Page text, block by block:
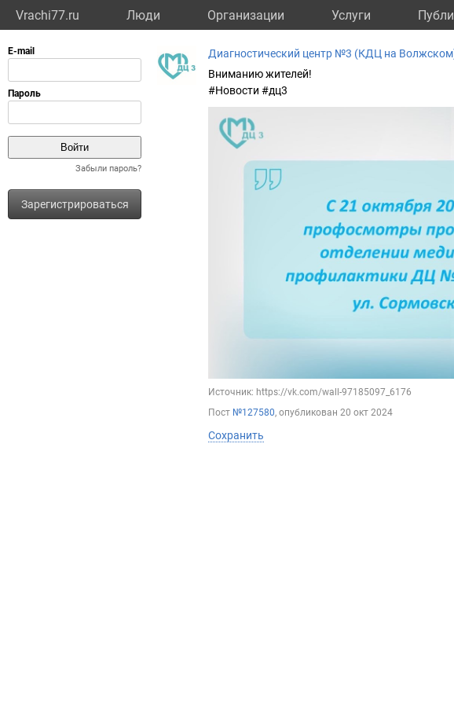
Vrachi77.ru Люди Организации Услуги
Забыли пароль?
Зарегистрироваться
Диагностический центр №3 (КДЦ на
Вниманию жителей!
#Новости #дц3
Источник: https://vk.com/wall-97185097_6176
Пост №127580, опубликован 20 окт 2024
Сохранить